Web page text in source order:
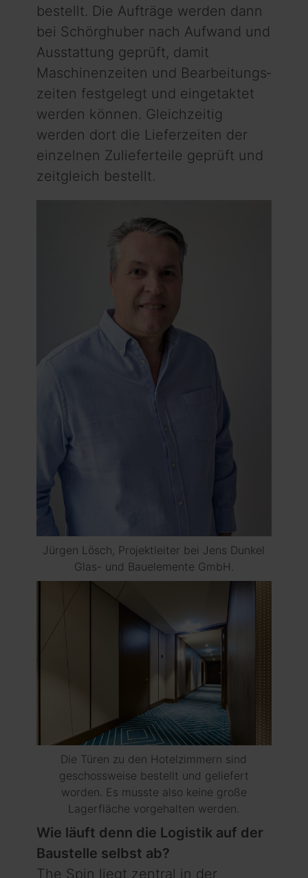
bestellt. Die Aufträge werden dann
bei Schörghuber nach Aufwand und
Ausstattung geprüft, damit
Maschinenzeiten und Bearbeitungs­
zeiten festgelegt und eingetaktet
werden können. Gleichzeitig
werden dort die Lieferzeiten der
einzelnen Zulieferteile geprüft und
zeitgleich bestellt.
Jürgen Lösch, Projektleiter bei Jens Dunkel
Glas- und Bauelemente GmbH.
Die Türen zu den Hotelzimmern sind
geschossweise bestellt und geliefert
worden. Es musste also keine große
Lagerfläche vorgehalten werden.
Wie läuft denn die Logistik auf der
Baustelle selbst ab?
The Spin liegt zentral in der